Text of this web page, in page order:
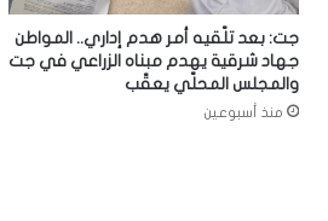
جت: بعد تلّقيه أمر هدم إداري.. المواطن
جهاد شرقية يهدم مبناه الزراعي في جت
والمجلس المحلّي يعقّب
منذ أسبوعين